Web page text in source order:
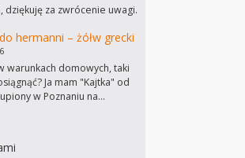
dziękuję za zwrócenie uwagi.
hermanni – żółw grecki
warunkach domowych, taki
Ja mam "Kajtka" od
w Poznaniu na…